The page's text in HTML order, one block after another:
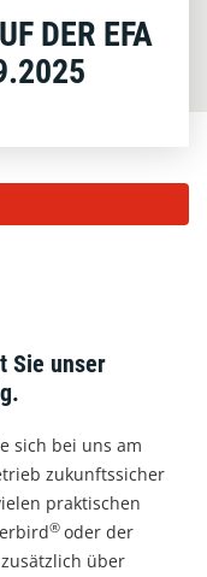
DER EFA
Sie unser
sich bei uns am
zukunftssicher
praktischen
® oder der
über